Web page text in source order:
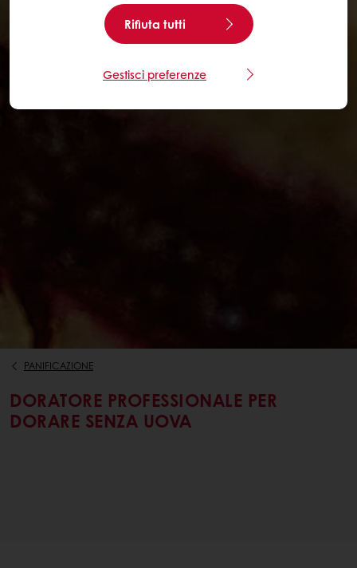
PANIFICAZIONE
DORATORE PROFESSIONALE PER
DORARE SENZA UOVA
Rifiuta tutti
Gestisci preferenze